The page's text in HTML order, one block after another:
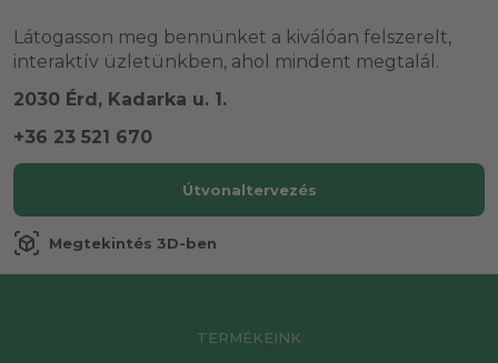
Látogasson meg bennünket a kiválóan felszerelt,
interaktív üzletünkben, ahol mindent megtalál.
2030 Érd, Kadarka u. 1.
+36 23 521 670
Útvonaltervezés
view_in_ar Megtekintés 3D-ben
TERMÉKEINK